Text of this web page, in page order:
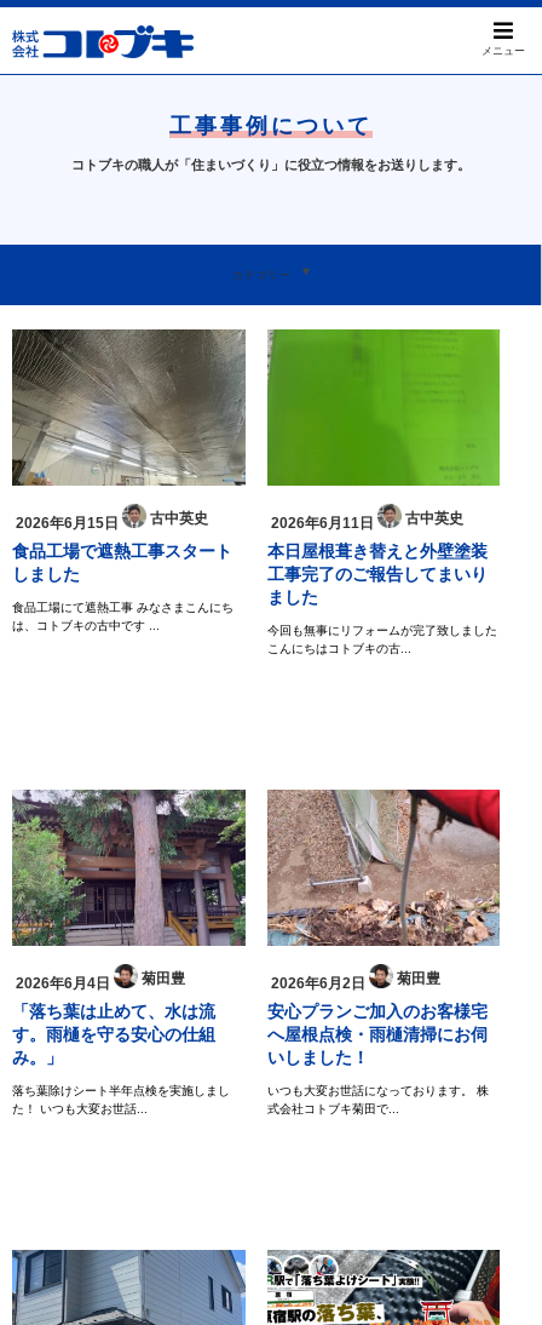
メニュー
工事事例について
コトブキの職人が「住まいづくり」に役立つ情報をお送りします。
カテゴリー
天窓について 本日のお問い合わせ 我孫子ってすばらしい
お知らせ
2026年6月15日 古中英史
食品工場で遮熱工事スタート
しました
食品工場にて遮熱工事 みなさまこんにち
は、コトブキの古中です ...
2026年6月11日 古中英史
本日屋根葺き替えと外壁塗装
工事完了のご報告してまいり
ました
今回も無事にリフォームが完了致しました
こんにちはコトブキの古...
2026年6月4日 菊田豊
「落ち葉は止めて、水は流
す。雨樋を守る安心の仕組
み。」
落ち葉除けシート半年点検を実施しまし
た！ いつも大変お世話...
2026年6月2日 菊田豊
安心プランご加入のお客様宅
へ屋根点検・雨樋清掃にお伺
いしました！
いつも大変お世話になっております。 株
式会社コトブキ菊田で...